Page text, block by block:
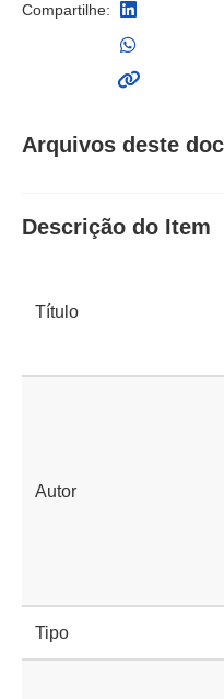
Compartilhe:
Arquivos deste
Descrição do Item
Título
Autor
Tipo